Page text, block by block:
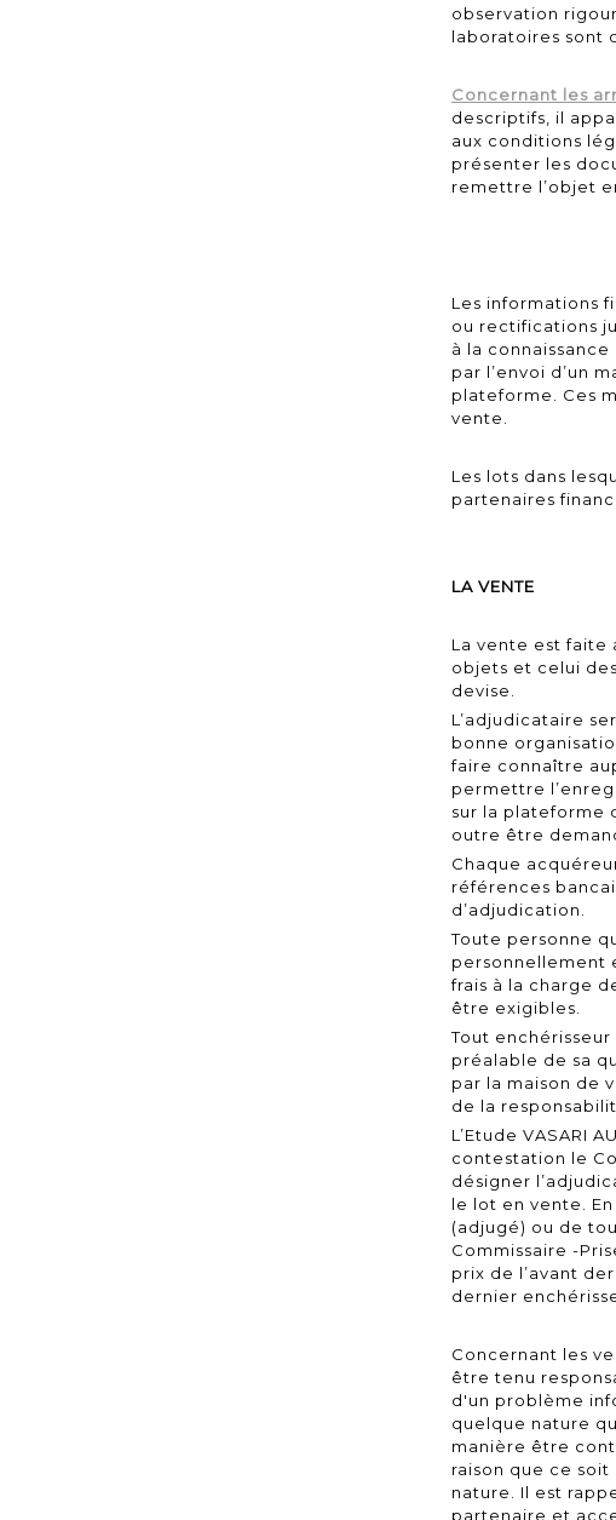
observation
laboratoires sont
Concernant les
descriptifs, il
aux conditions
présenter les
remettre l’objet
Les informations
ou rectifications
à la
par l’envoi d’un
plateforme. Ces
vente.
Les lots dans
partenaires
LA VENTE
La vente est faite
objets et celui
devise.
L’adjudicataire
bonne
faire connaître
permettre
sur la plateforme
outre être
Chaque
références
d’adjudication.
Toute personne
personnellement
frais à la charge
être exigibles.
Tout
préalable de sa
par la maison de
de la
L’Etude VASARI
contestation le
désigner
le lot en vente.
(adjugé) ou de
Commissaire -
prix de l’avant
dernier
Concernant les
être tenu
d'un problème
quelque nature
manière être
raison que ce
nature. Il est
partenaire et